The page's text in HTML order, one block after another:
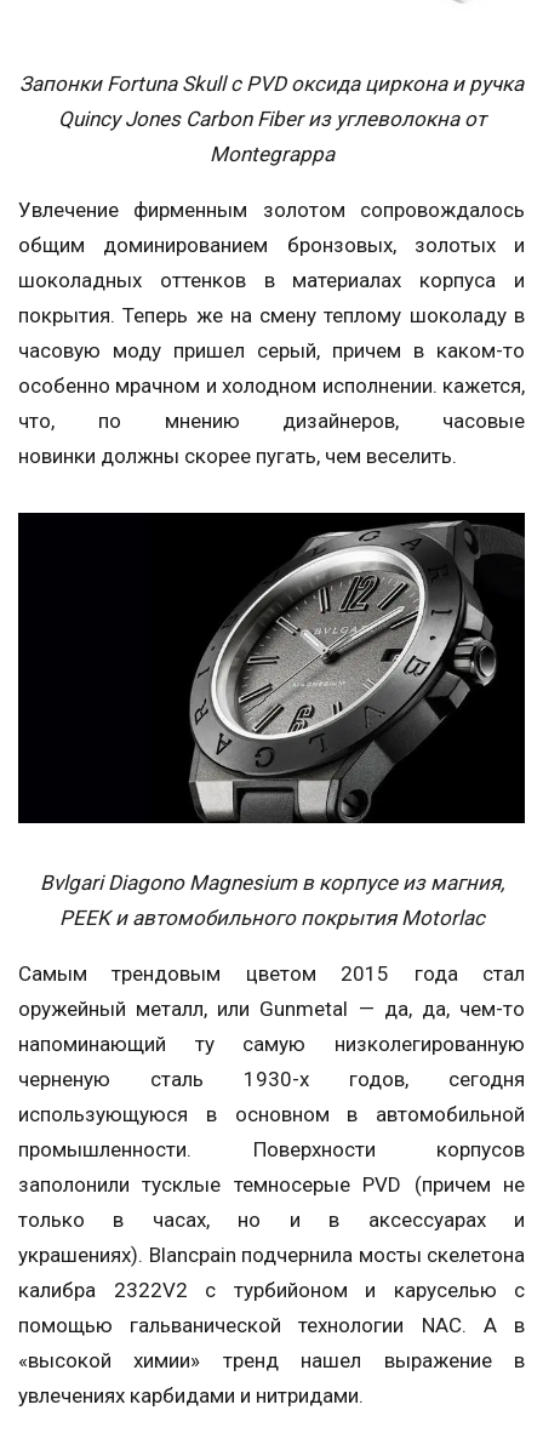
Запонки Fortuna Skull с PVD оксида циркона и ручка
Quincy Jones Carbon Fiber из углеволокна от
Montegrappa
Увлечение фирменным золотом сопровождалось
общим доминированием бронзовых, золотых и
шоколадных оттенков в материалах корпуса и
покрытия. Теперь же на смену теплому шоколаду в
часовую моду пришел серый, причем в каком-то
особенно мрачном и холодном исполнении. кажется,
что, по мнению дизайнеров, часовые
новинки должны скорее пугать, чем веселить.
Bvlgari Diagono Magnesium в корпусе из магния,
PEEK и автомобильного покрытия Motorlac
Самым трендовым цветом 2015 года стал
оружейный металл, или Gunmetal — да, да, чем-то
напоминающий ту самую низколегированную
черненую сталь 1930-х годов, сегодня
использующуюся в основном в автомобильной
промышленности. Поверхности корпусов
заполонили тусклые темносерые PVD (причем не
только в часах, но и в аксессуарах и
украшениях). Blancpain подчернила мосты скелетона
калибра 2322V2 с турбийоном и каруселью с
помощью гальванической технологии NAC. А в
«высокой химии» тренд нашел выражение в
увлечениях карбидами и нитридами.